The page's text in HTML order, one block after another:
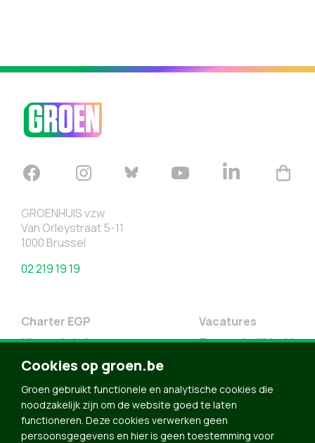
GROENHUIS vzw
Van Orleystraat 5-11
1000 Brussel
02 219 19 19
Charter EGP
Nieuwsbrief
Doe Mee
Contact
Groen in je buurt
Meldpunt
Vacatures
Toegankelijkheid
Cookies op groen.be
Groen gebruikt functionele en analytische cookies die
noodzakelijk zijn om de website goed te laten
functioneren. Deze cookies verwerken geen
persoonsgegevens en hier is geen toestemming voor